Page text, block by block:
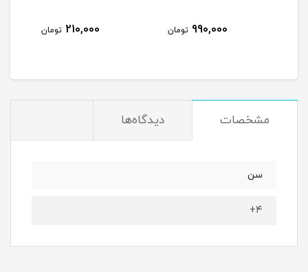
990,000 تومان 210,000 تومان
مشخصات دیدگاه‌ها
سن
۴+